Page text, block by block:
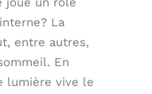
La
entre autres,
En
lumière vive le